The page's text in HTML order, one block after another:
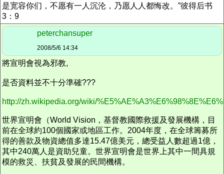
是宽容你们，不愿有一人沉沦，乃愿人人都悔改。”彼得后书
3：9
peterchansuper
2008/5/6 14:34
將宣明會視為邪教,
是否資料並不十分準確???
http://zh.wikipedia.org/wiki/
世界宣明會（World Vision，基督教國際救援及發展機構，目
前在全球約100個國家或地區工作。2004年度，在全球籌募所
得的善款及物資總值多達15.47億美元，總受益人數超過1億，
其中240萬人是資助兒童。世界宣明會是世界上其中一間具規
模的救災、扶貧及發展的民間機構。